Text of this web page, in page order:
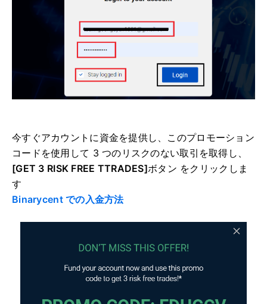
今すぐアカウントに資金を提供し、このプロモーション
コードを使用して 3 つのリスクのない取引を取得し、
[GET 3 RISK FREE TTRADES]ボタン をクリックしま
す
Binarycent での入金方法